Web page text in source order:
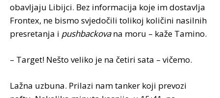
obavljaju Libijci. Bez informacija koje im dostavlja
Frontex, ne bismo svjedočili tolikoj količini nasilnih
presretanja i pushbackovana moru – kaže Tamino.
– Target! Nešto veliko je na četiri sata – vičemo.
Lažna uzbuna. Prilazi nam tanker koji prevozi